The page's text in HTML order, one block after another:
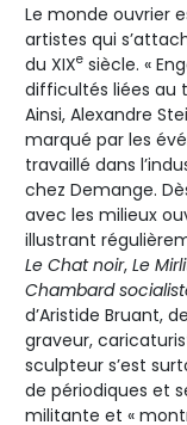
Le monde ouvrier
artistes qui
du XIXe siècle. «
difficultés liées au
Ainsi, Alexandre
marqué par les
travaillé dans
chez Demange.
avec les milieux
illustrant
Le Chat noir, Le
Chambard
d’Aristide Bruant,
graveur,
sculpteur s’est
de périodiques et
militante et «